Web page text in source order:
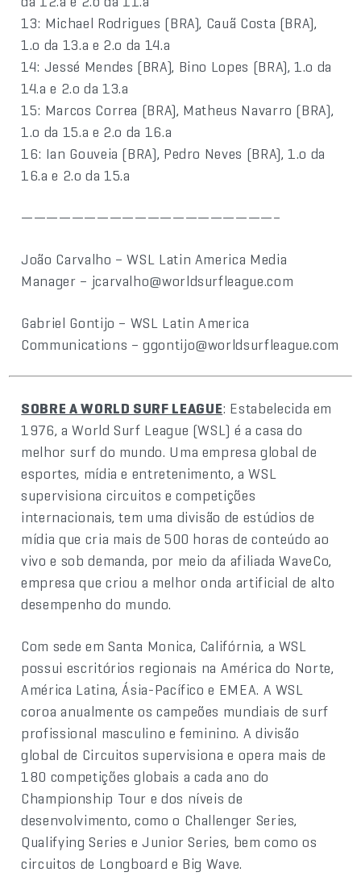
13: Michael Rodrigues (BRA), Cauã Costa (BRA),
1.o da 13.a e 2.o da 14.a
14: Jessé Mendes (BRA), Bino Lopes (BRA), 1.o da
14.a e 2.o da 13.a
15: Marcos Correa (BRA), Matheus Navarro (BRA),
1.o da 15.a e 2.o da 16.a
16: Ian Gouveia (BRA), Pedro Neves (BRA), 1.o da
16.a e 2.o da 15.a
————————————————————–
João Carvalho – WSL Latin America Media
Manager – jcarvalho@worldsurfleague.com
Gabriel Gontijo – WSL Latin America
Communications – ggontijo@worldsurfleague.com
SOBRE A WORLD SURF LEAGUE: Estabelecida em
1976, a World Surf League (WSL) é a casa do
melhor surf do mundo. Uma empresa global de
esportes, mídia e entretenimento, a WSL
supervisiona circuitos e competições
internacionais, tem uma divisão de estúdios de
mídia que cria mais de 500 horas de conteúdo ao
vivo e sob demanda, por meio da afiliada WaveCo,
empresa que criou a melhor onda artificial de alto
desempenho do mundo.
Com sede em Santa Monica, Califórnia, a WSL
possui escritórios regionais na América do Norte,
América Latina, Ásia-Pacífico e EMEA. A WSL
coroa anualmente os campeões mundiais de surf
profissional masculino e feminino. A divisão
global de Circuitos supervisiona e opera mais de
180 competições globais a cada ano do
Championship Tour e dos níveis de
desenvolvimento, como o Challenger Series,
Qualifying Series e Junior Series, bem como os
circuitos de Longboard e Big Wave.